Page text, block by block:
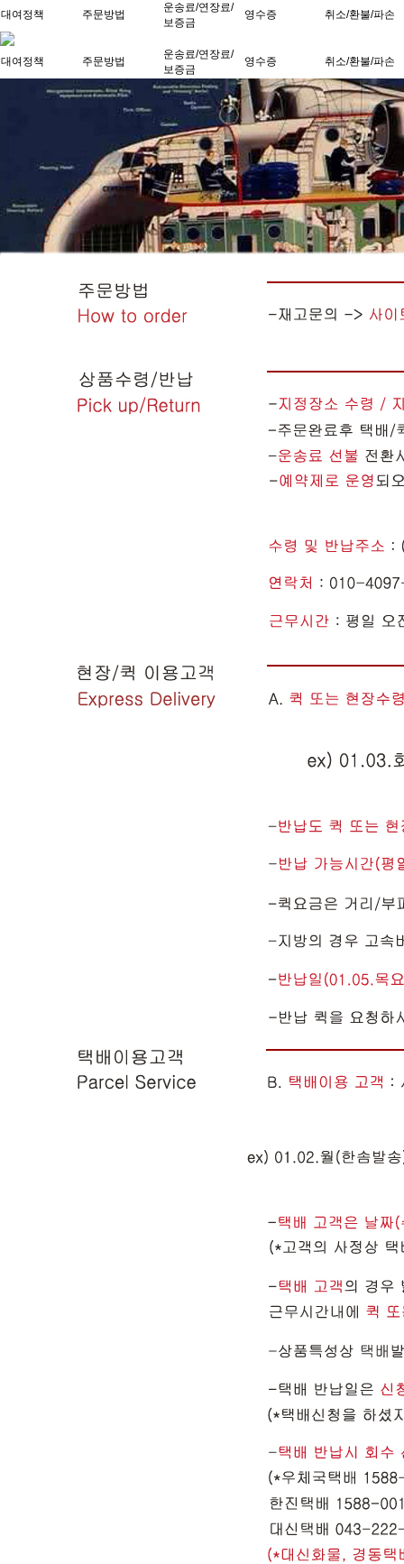
대여정책
주문방법
운송료/연장료/
보증금
영수증 취소/환불/파손
대여정책 주문방법
운송료/연장료/
보증금
영수증 취소/환불/파손